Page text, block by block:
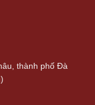
thành phố Đà